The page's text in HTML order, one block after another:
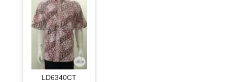
LD6340CT